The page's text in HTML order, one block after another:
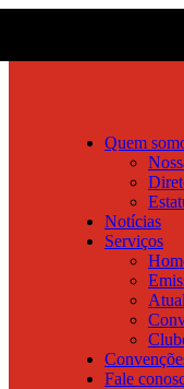
Quem
Notícias
Serviços
Fale